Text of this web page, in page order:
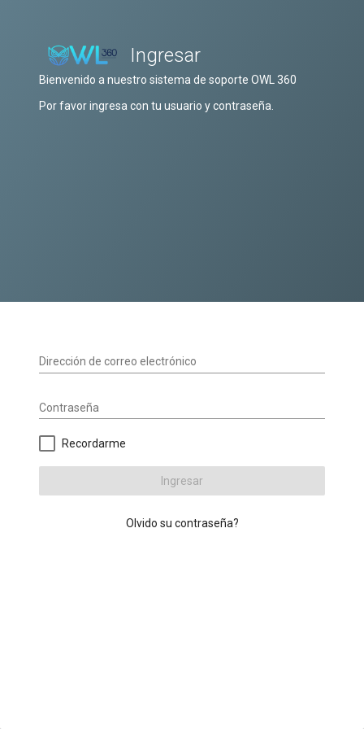
Ingresar
Bienvenido a nuestro sistema de soporte OWL 360
Por favor ingresa con tu usuario y contraseña.
Dirección de correo electrónico
Contraseña
Recordarme
Ingresar
Olvido su contraseña?